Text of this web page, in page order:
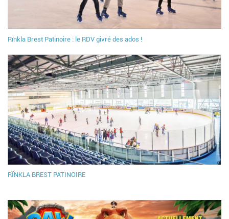
Rïnkla Brest Patinoire : le RDV givré des ados !
RÏNKLA BREST PATINOIRE